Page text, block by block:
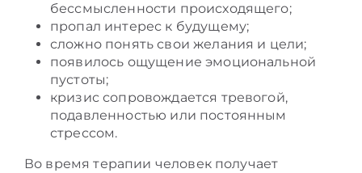
бессмысленности происходящего;
пропал интерес к будущему;
сложно понять свои желания и цели;
появилось ощущение эмоциональной
пустоты;
кризис сопровождается тревогой,
подавленностью или постоянным
стрессом.
Во время терапии человек получает